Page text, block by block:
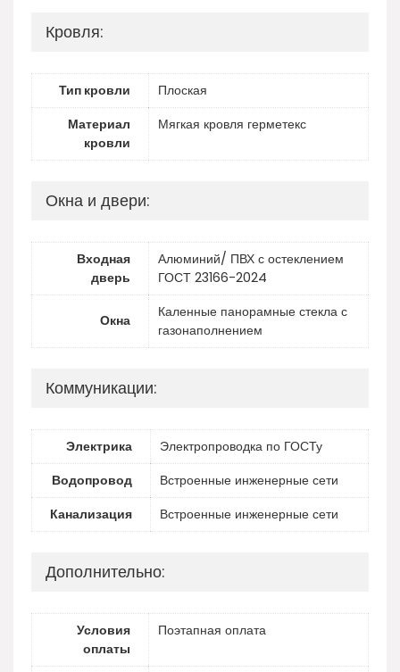
Кровля:
Тип кровли
Плоская
Материал
кровли
Мягкая кровля герметекс
Окна и двери:
Входная
дверь
Алюминий/ ПВХ с остеклением
ГОСТ 23166-2024
Окна
Каленные панорамные стекла с
газонаполнением
Коммуникации:
Электрика
Электропроводка по ГОСТу
Водопровод
Встроенные инженерные сети
Канализация
Встроенные инженерные сети
Дополнительно:
Условия
оплаты
Поэтапная оплата